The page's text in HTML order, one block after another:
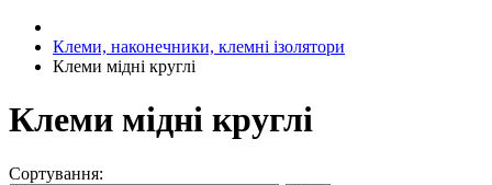
Клеми, наконечники, клемні ізолятори
Клеми мідні круглі
Клеми мідні круглі
Сортування: